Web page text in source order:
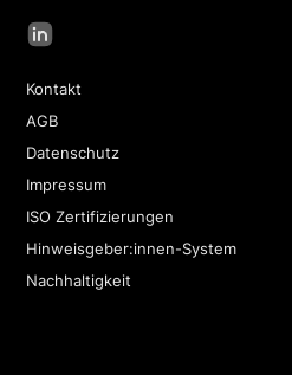
Kontakt
AGB
Datenschutz
Impressum
ISO Zertifizierungen
Hinweisgeber:innen-System
Nachhaltigkeit